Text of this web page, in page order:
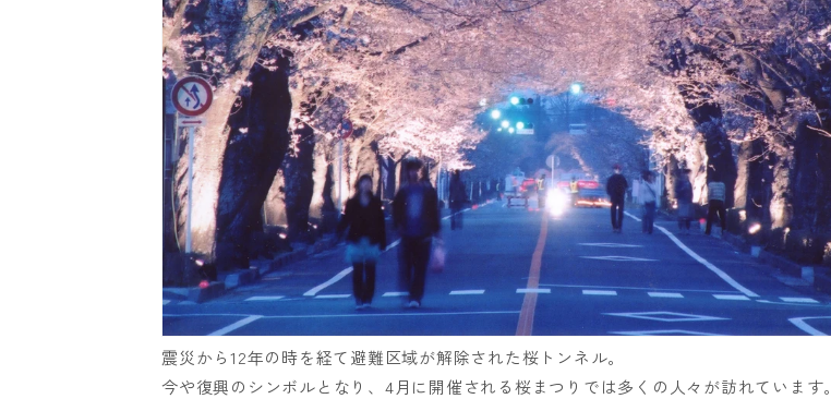
震災から12年の時を経て避難区域が解除された桜トンネル。
今や復興のシンボルとなり、4月に開催される桜まつりでは多くの人々が訪れています。